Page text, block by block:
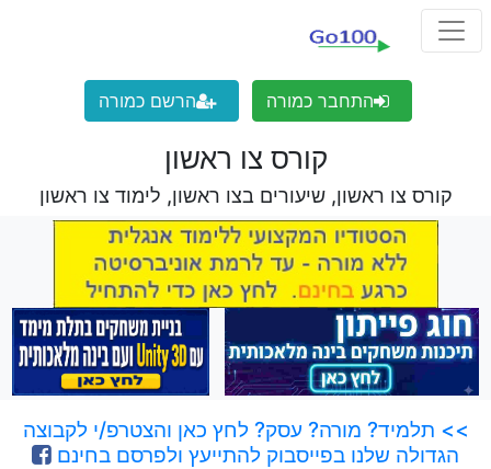
התחבר כמורה הרשם כמורה
קורס צו ראשון
קורס צו ראשון, שיעורים בצו ראשון, לימוד צו ראשון
>> תלמיד? מורה? עסק? לחץ כאן והצטרפ/י לקבוצה
הגדולה שלנו בפייסבוק להתייעץ ולפרסם בחינם